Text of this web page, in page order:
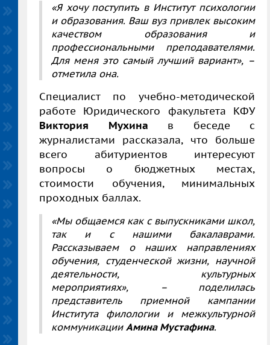
«Я хочу поступить в Институт психологии
и образования. Ваш вуз привлек высоким
качеством образования и
профессиональными преподавателями.
Для меня это самый лучший вариант», –
отметила она.
Специалист по учебно-методической
работе Юридического факультета КФУ
Виктория Мухина в беседе с
журналистами рассказала, что больше
всего абитуриентов интересуют
вопросы о бюджетных местах,
стоимости обучения, минимальных
проходных баллах.
«Мы общаемся как с выпускниками школ,
так и с нашими бакалаврами.
Рассказываем о наших направлениях
обучения, студенческой жизни, научной
деятельности, культурных
мероприятиях», – поделилась
представитель приемной кампании
Института филологии и межкультурной
коммуникации Амина Мустафина.